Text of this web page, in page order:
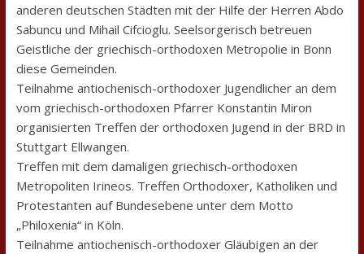
anderen deutschen Städten mit der Hilfe der Herren Abdo
Sabuncu und Mihail Cifcioglu. Seelsorgerisch betreuen
Geistliche der griechisch-orthodoxen Metropolie in Bonn
diese Gemeinden.
Teilnahme antiochenisch-orthodoxer Jugendlicher an dem
vom griechisch-orthodoxen Pfarrer Konstantin Miron
organisierten Treffen der orthodoxen Jugend in der BRD in
Stuttgart Ellwangen.
Treffen mit dem damaligen griechisch-orthodoxen
Metropoliten Irineos. Treffen Orthodoxer, Katholiken und
Protestanten auf Bundesebene unter dem Motto
„Philoxenia“ in Köln.
Teilnahme antiochenisch-orthodoxer Gläubigen an der